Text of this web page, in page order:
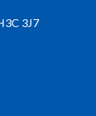
3J7